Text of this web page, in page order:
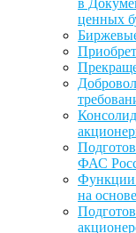
в
ценных
ФАС
Функции
на